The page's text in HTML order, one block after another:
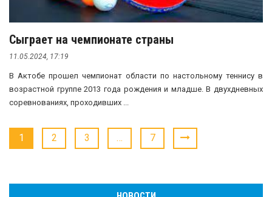
Сыграет на чемпионате страны
11.05.2024, 17:19
В Актобе прошел чемпионат области по настольному теннису в
возрастной группе 2013 года рождения и младше. В двухдневных
соревнованиях, проходивших ...
1 2 3 … 7